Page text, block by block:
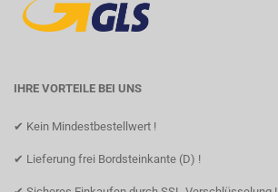
IHRE VORTEILE BEI UNS
✔ Kein Mindestbestellwert !
✔ Lieferung frei Bordsteinkante (D) !